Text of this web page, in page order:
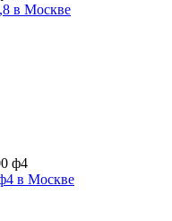
в Москве
в Москве